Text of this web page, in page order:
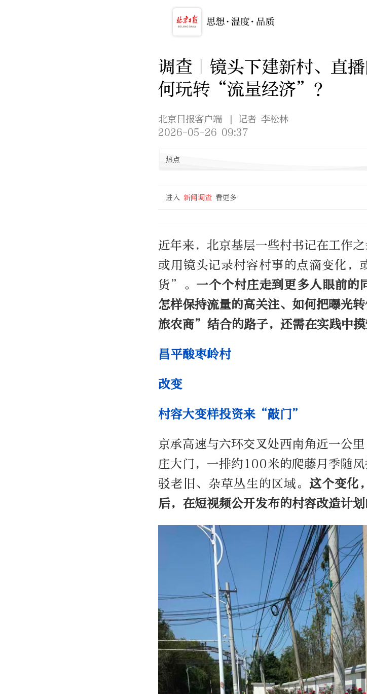
调查｜镜头下建新村、直
何玩转“流量经济”？
北京日报客户端
| 记者 李松林
2026-05-26 09:37
热点
进入 新闻调查 看更多
近年来，北京基层一些村书记在工作
或用镜头记录村容村事的点滴变化
货”。 一个个村庄走到更多人眼前的
怎样保持流量的高关注、如何把曝光
旅农商”结合的路子，还需在实践中摸
昌平酸枣岭村
改变
村容大变样投资来“敲门”
京承高速与六环交叉处西南角近一公
庄大门，一排约100米的爬藤月季随
驳老旧、杂草丛生的区域。 这个变化
后，在短视频公开发布的村容改造计划